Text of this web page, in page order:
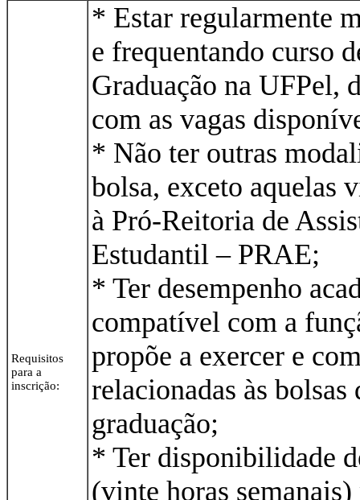
Requisitos
para a
inscrição:
* Estar regularmente
e frequentando curso
Graduação na UFPel,
com as vagas
* Não ter outras
bolsa, exceto aquelas
à Pró-Reitoria de
Estudantil – PRAE;
* Ter desempenho
compatível com a
propõe a exercer e
relacionadas às bolsas
graduação;
* Ter disponibilidade
(vinte horas semanais)